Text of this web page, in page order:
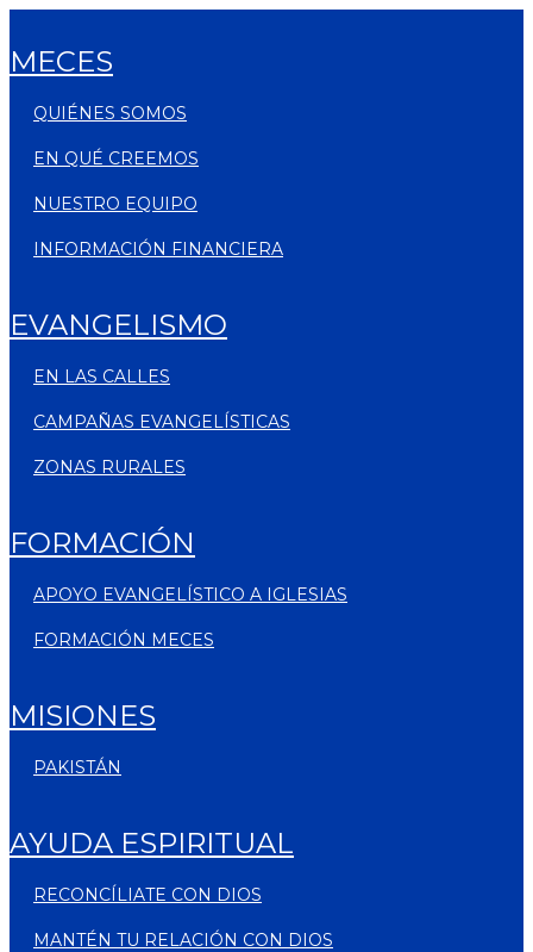
MECES
QUIÉNES SOMOS
EN QUÉ CREEMOS
NUESTRO EQUIPO
INFORMACIÓN FINANCIERA
EVANGELISMO
EN LAS CALLES
CAMPAÑAS EVANGELÍSTICAS
ZONAS RURALES
FORMACIÓN
APOYO EVANGELÍSTICO A IGLESIAS
FORMACIÓN MECES
MISIONES
PAKISTÁN
AYUDA ESPIRITUAL
RECONCÍLIATE CON DIOS
MANTÉN TU RELACIÓN CON DIOS